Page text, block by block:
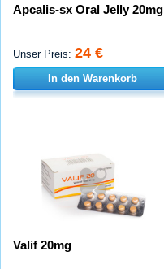
Apcalis-sx Oral Jelly 20mg
Unser Preis: 24 €
In den Warenkorb
Valif 20mg